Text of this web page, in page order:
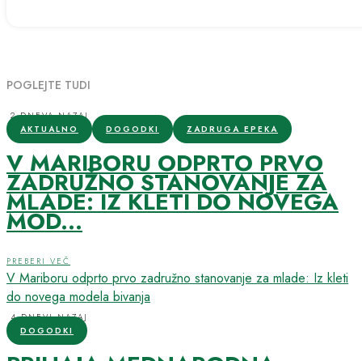
POGLEJTE TUDI
2 DNEVA NAZAJ
AKTUALNO
DOGODKI ZADRUGA EPEKA
V MARIBORU ODPRTO PRVO
ZADRUŽNO STANOVANJE ZA
MLADE: IZ KLETI DO NOVEGA
MOD...
PREBERI VEČ
V Mariboru odprto prvo zadružno stanovanje za mlade: Iz kleti
do novega modela bivanja
4 DNEVI NAZAJ
DOGODKI